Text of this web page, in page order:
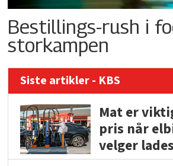
Bestillings-rush i
storkampen
Siste artikler - KBS
Mat er
pris når
velger